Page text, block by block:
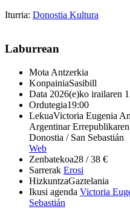
Iturria: Donostia Kultura
Laburrean
Mota Antzerkia
KonpainiaSasibill
Data 2026(e)ko irailaren
Ordutegia19:00
LekuaVictoria Eugenia
Argentinar Errepublikaren
Donostia / San Sebastián
Web
Zenbatekoa28 / 38 €
Sarrerak Erosi
HizkuntzaGaztelania
Ikusi agenda Victoria
Sebastián